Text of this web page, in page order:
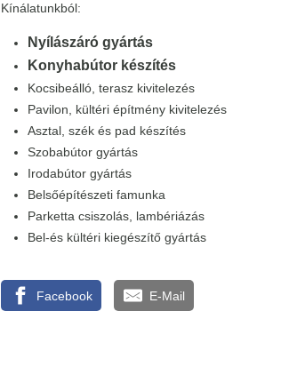
Kínálatunkból:
Nyílászáró gyártás
Konyhabútor készítés
Kocsibeálló, terasz kivitelezés
Pavilon, kültéri építmény kivitelezés
Asztal, szék és pad készítés
Szobabútor gyártás
Irodabútor gyártás
Belsőépítészeti famunka
Parketta csiszolás, lambériázás
Bel-és kültéri kiegészítő gyártás
Facebook E-Mail